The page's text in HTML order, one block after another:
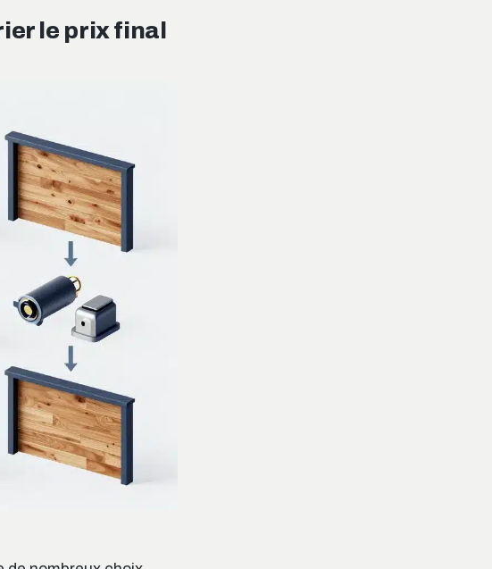
le prix final